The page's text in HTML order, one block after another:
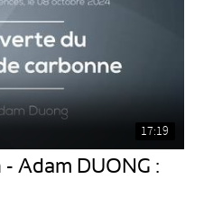
17:19
Adam DUONG :